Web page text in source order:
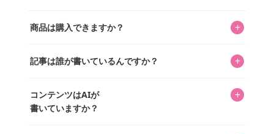
ってもらうニュースサイトです。運営はキャラグッズコレ
を中心に行われており、私たちは実際に40,000種のキャラグ
商品は購入できますか？ +
「perfectworld.shop」で、ほとんど全てのアイテムを購
があり、そこからジャンプできます。
記事は誰が書いているんですか？ +
ています。記事内の99%を超えるほぼすべての写真も、1枚
ずつ心を込めて自分たちで撮影したものです。さらに、10
コンテンツはAIが
書いていますか？
+